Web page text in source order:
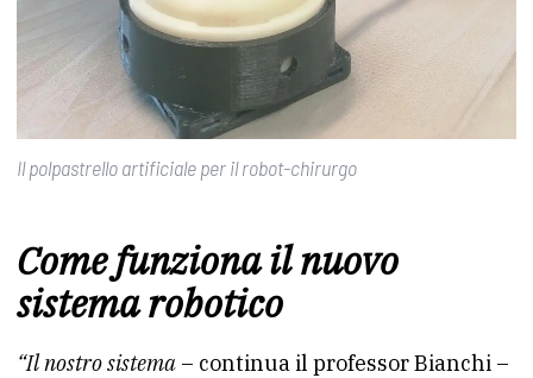
Il polpastrello artificiale per il robot-chirurgo
Come funziona il nuovo
sistema robotico
“Il nostro sistema – continua il professor Bianchi –